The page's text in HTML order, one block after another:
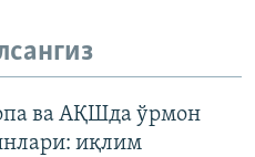
ва АҚШда ўрмон
иқлим